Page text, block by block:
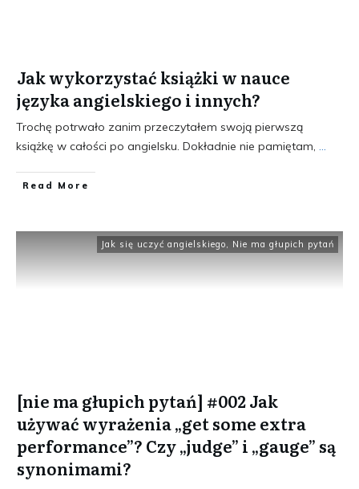
Jak wykorzystać książki w nauce
języka angielskiego i innych?
Trochę potrwało zanim przeczytałem swoją pierwszą
książkę w całości po angielsku. Dokładnie nie pamiętam,
​Read More
Jak się uczyć angielskiego Nie ma głupich pytań
[nie ma głupich pytań] #002 Jak
używać wyrażenia „get some extra
performance”? Czy „judge” i „gauge” są
synonimami?